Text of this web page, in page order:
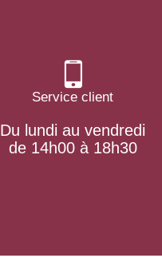
Service client
Du lundi au vendredi
de 14h00 à 18h30